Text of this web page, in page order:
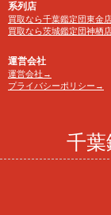
系列店
買取なら千葉鑑定団東金
買取なら茨城鑑定団神栖
運営会社
運営会社→
プライバシーポリシー→
千